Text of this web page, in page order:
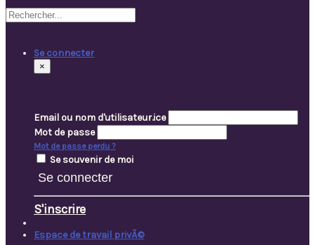
Se connecter
×
Email ou nom d'utilisateur.ice
Mot de passe
Mot de passe perdu ?
Se souvenir de moi
Se connecter
S'inscrire
Espace de travail privÃ©